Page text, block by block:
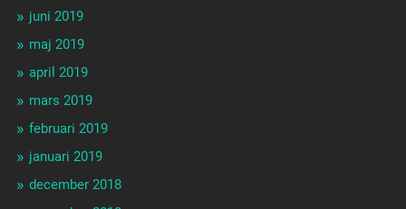
juni 2019
maj 2019
april 2019
mars 2019
februari 2019
januari 2019
december 2018